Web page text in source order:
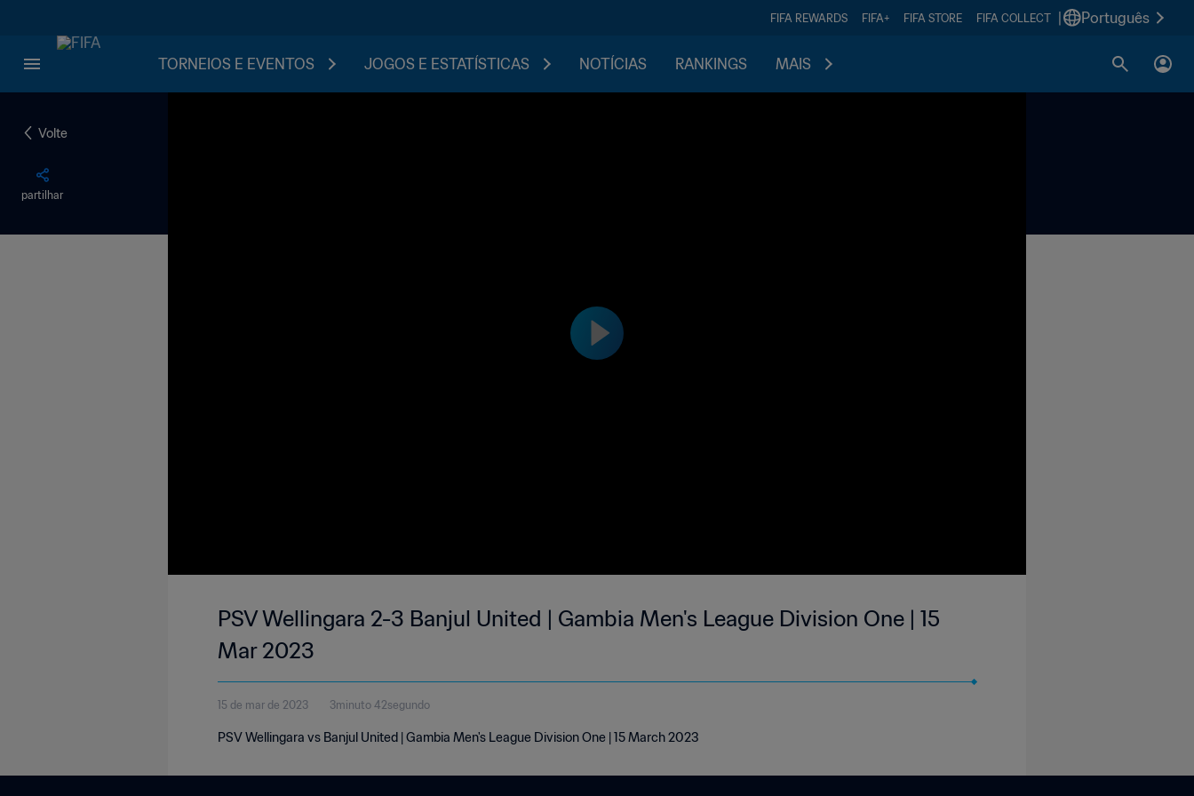
FIFA REWARDS FIFA+ FIFA STORE FIFA COLLECT Português
TORNEIOS E EVENTOS JOGOS E ESTATÍSTICAS NOTÍCIAS RANKINGS MAIS
Volte
partilhar
PSV Wellingara 2-3 Banjul United | Gambia Men's League Division One | 15
Mar 2023
15 de mar de 2023 3minuto 42segundo
PSV Wellingara vs Banjul United | Gambia Men's League Division One | 15 March 2023